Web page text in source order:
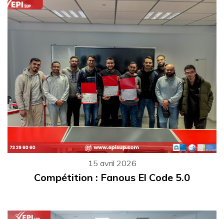
15 avril 2026
Compétition : Fanous El Code 5.0